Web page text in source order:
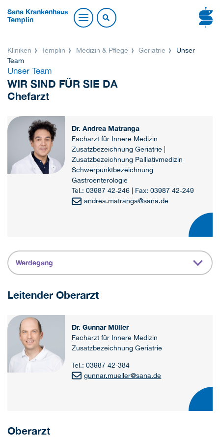
Sana Krankenhaus
Templin
Kliniken Templin Medizin & Pflege Geriatrie
Unser
Team
Unser Team
WIR SIND FÜR SIE DA
Chefarzt
Dr. Andrea Matranga
Facharzt für Innere Medizin
Zusatzbezeichnung Geriatrie |
Zusatzbezeichnung Palliativmedizin
Schwerpunktbezeichnung
Gastroenterologie
Tel.: 03987 42-246 | Fax: 03987 42-249
andrea.matranga@sana.de
Werdegang
Leitender Oberarzt
Dr. Gunnar Müller
Facharzt für Innere Medizin
Zusatzbezeichnung Geriatrie
Tel.: 03987 42-384
gunnar.mueller@sana.de
Oberarzt